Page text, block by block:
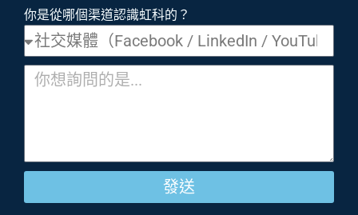
你是從哪個渠道認識虹科的？
發送